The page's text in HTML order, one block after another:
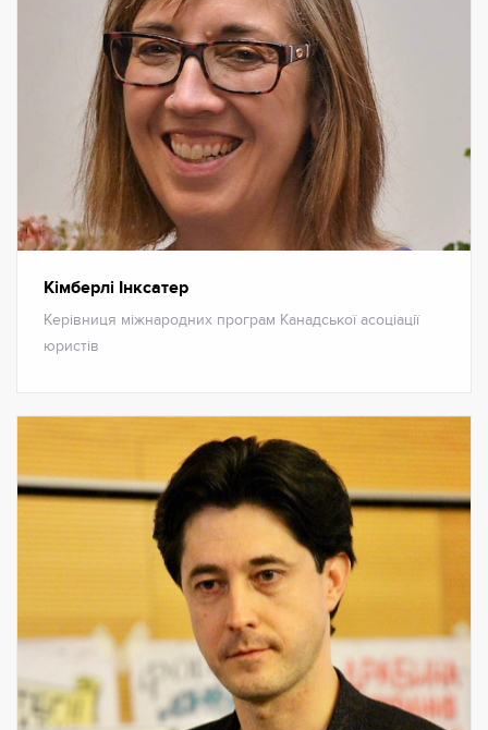
Кімберлі Інксатер
Керівниця міжнародних програм Канадської асоціації
юристів